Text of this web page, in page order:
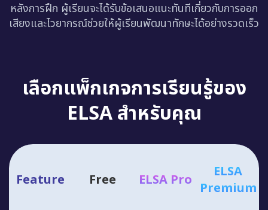
หลังการฝึก ผู้เรียนจะได้รับข้อเสนอแนะทันทีเกี่ยวกับการออก
เสียงและไวยากรณ์ช่วยให้ผู้เรียนพัฒนาทักษะได้อย่างรวดเร็ว
เลือกแพ็กเกจการเรียนรู้ของ
ELSA สำหรับคุณ
Feature Free ELSA Pro
ELSA
Premium